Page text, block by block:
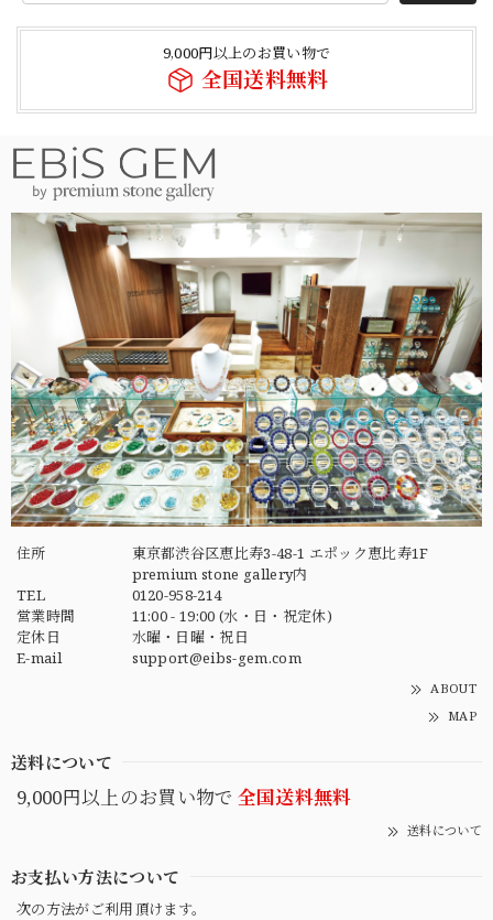
9,000円以上のお買い物で
全国送料無料
住所
東京都渋谷区恵比寿3-48-1 エポック恵比寿1F
premium stone gallery内
TEL
0120-958-214
営業時間
11:00 - 19:00 (水・日・祝定休)
定休日
水曜・日曜・祝日
E-mail
support@eibs-gem.com
ABOUT
MAP
送料について
9,000円以上のお買い物で 全国送料無料
送料について
お支払い方法について
次の方法がご利用頂けます。